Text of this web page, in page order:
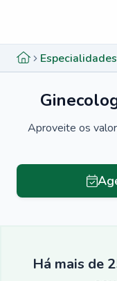
Especialidades
Aproveite os
Há mais de